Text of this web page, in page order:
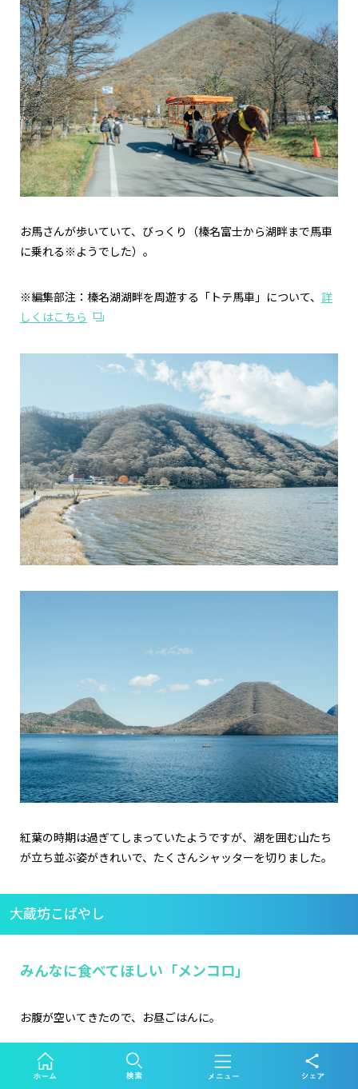
お馬さんが歩いていて、びっくり（榛名富士から湖畔まで馬車
に乗れる※ようでした）。
※編集部注：榛名湖湖畔を周遊する「トテ馬車」について、 詳
しくはこちら
紅葉の時期は過ぎてしまっていたようですが、湖を囲む山たち
が立ち並ぶ姿がきれいで、たくさんシャッターを切りました。
大蔵坊こばやし
みんなに食べてほしい「メンコロ」
お腹が空いてきたので、お昼ごはんに。
訪れたのは湖畔にある「大蔵坊こばやし」。おみやげ屋さんと
飲食スペースが併設されたお店。